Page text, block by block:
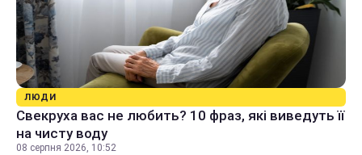
ЛЮДИ
Свекруха вас не любить? 10 фраз, які виведуть її
на чисту воду
08 серпня 2026, 10:52